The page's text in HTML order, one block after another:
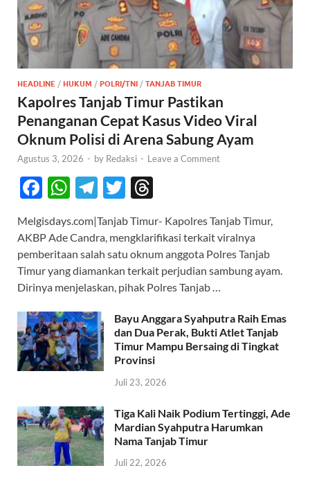
HEADLINE / HUKUM / POLRI/TNI / TANJAB TIMUR
Kapolres Tanjab Timur Pastikan
Penanganan Cepat Kasus Video Viral
Oknum Polisi di Arena Sabung Ayam
Agustus 3, 2026 - by Redaksi - Leave a Comment
F
e
b
o
o
k
W
at
s
A
p
p
T
e
gr
a
m
T
itt
er
e
a
ds
Melgisdays.com|Tanjab Timur- Kapolres Tanjab Timur,
AKBP Ade Candra, mengklarifikasi terkait viralnya
pemberitaan salah satu oknum anggota Polres Tanjab
Timur yang diamankan terkait perjudian sambung ayam.
Dirinya menjelaskan, pihak Polres Tanjab …
Bayu Anggara Syahputra Raih Emas
dan Dua Perak, Bukti Atlet Tanjab
Timur Mampu Bersaing di Tingkat
Provinsi
Juli 23, 2026
Tiga Kali Naik Podium Tertinggi, Ade
Mardian Syahputra Harumkan
Nama Tanjab Timur
Juli 22, 2026